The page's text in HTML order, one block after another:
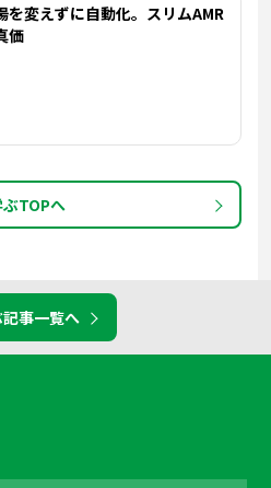
を変えずに自動化。スリムAMR
価
TOPへ
事一覧へ